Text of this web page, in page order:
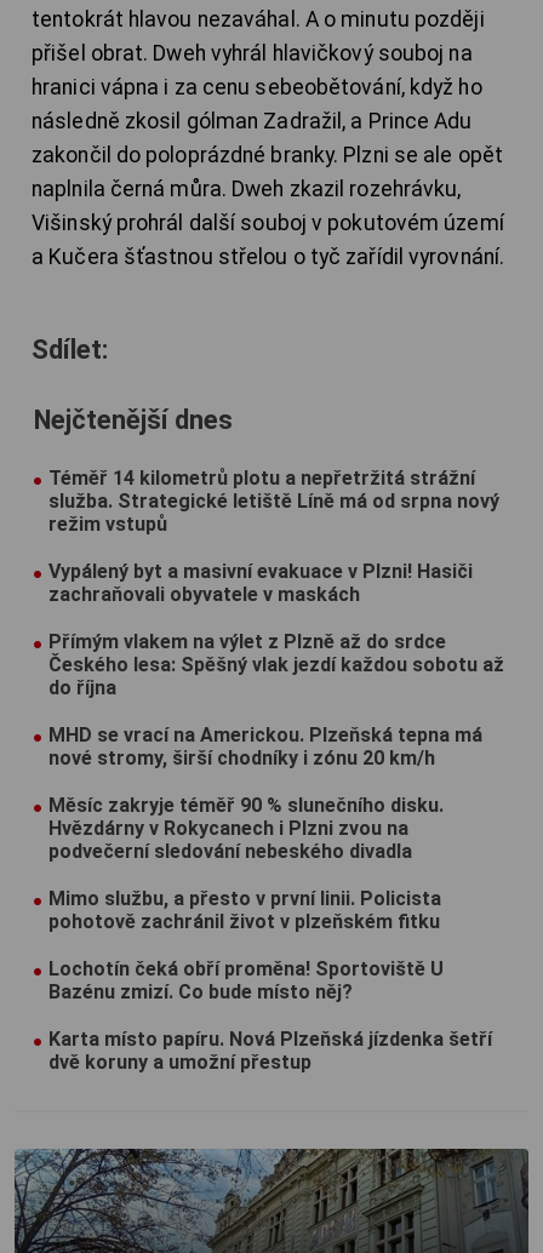
tentokrát hlavou nezaváhal. A o minutu později
přišel obrat. Dweh vyhrál hlavičkový souboj na
hranici vápna i za cenu sebeobětování, když ho
následně zkosil gólman Zadražil, a Prince Adu
zakončil do poloprázdné branky. Plzni se ale opět
naplnila černá můra. Dweh zkazil rozehrávku,
Višinský prohrál další souboj v pokutovém území
a Kučera šťastnou střelou o tyč zařídil vyrovnání.
Sdílet:
Nejčtenější dnes
Téměř 14 kilometrů plotu a nepřetržitá strážní
služba. Strategické letiště Líně má od srpna nový
režim vstupů
Vypálený byt a masivní evakuace v Plzni! Hasiči
zachraňovali obyvatele v maskách
Přímým vlakem na výlet z Plzně až do srdce
Českého lesa: Spěšný vlak jezdí každou sobotu až
do října
MHD se vrací na Americkou. Plzeňská tepna má
nové stromy, širší chodníky i zónu 20 km/h
Měsíc zakryje téměř 90 % slunečního disku.
Hvězdárny v Rokycanech i Plzni zvou na
podvečerní sledování nebeského divadla
Mimo službu, a přesto v první linii. Policista
pohotově zachránil život v plzeňském fitku
Lochotín čeká obří proměna! Sportoviště U
Bazénu zmizí. Co bude místo něj?
Karta místo papíru. Nová Plzeňská jízdenka šetří
dvě koruny a umožní přestup